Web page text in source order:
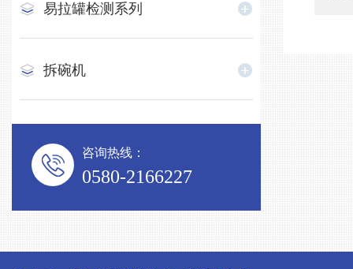
易拉罐检测系列
拆碗机
咨询热线：
0580-2166227